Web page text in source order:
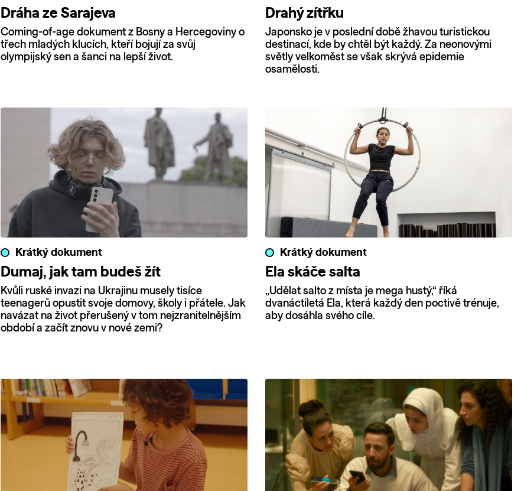
Dráha ze Sarajeva
Coming-of-age dokument z Bosny a Hercegoviny o
třech mladých klucích, kteří bojují za svůj
olympijský sen a šanci na lepší život.
Drahý zítřku
Japonsko je v poslední době žhavou turistickou
destinací, kde by chtěl být každý. Za neonovými
světly velkoměst se však skrývá epidemie
osamělosti.
Krátký dokument
Dumaj, jak tam budeš žít
Kvůli ruské invazi na Ukrajinu musely tisíce
teenagerů opustit svoje domovy, školy i přátele. Jak
navázat na život přerušený v tom nejzranitelnějším
období a začít znovu v nové zemi?
Krátký dokument
Ela skáče salta
„Udělat salto z místa je mega hustý,“ říká
dvanáctiletá Ela, která každý den poctivě trénuje,
aby dosáhla svého cíle.